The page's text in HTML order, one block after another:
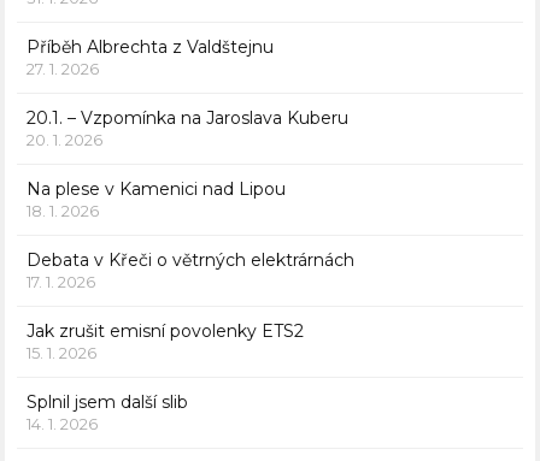
Příběh Albrechta z Valdštejnu
27. 1. 2026
20.1. – Vzpomínka na Jaroslava Kuberu
20. 1. 2026
Na plese v Kamenici nad Lipou
18. 1. 2026
Debata v Křeči o větrných elektrárnách
17. 1. 2026
Jak zrušit emisní povolenky ETS2
15. 1. 2026
Splnil jsem další slib
14. 1. 2026